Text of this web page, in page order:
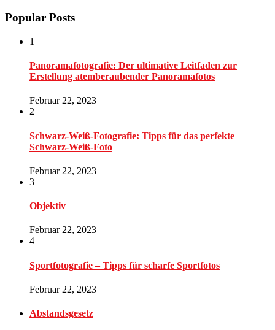
Popular Posts
1
Panoramafotografie: Der ultimative Leitfaden zur
Erstellung atemberaubender Panoramafotos
Februar 22, 2023
2
Schwarz-Weiß-Fotografie: Tipps für das perfekte
Schwarz-Weiß-Foto
Februar 22, 2023
3
Objektiv
Februar 22, 2023
4
Sportfotografie – Tipps für scharfe Sportfotos
Februar 22, 2023
Abstandsgesetz